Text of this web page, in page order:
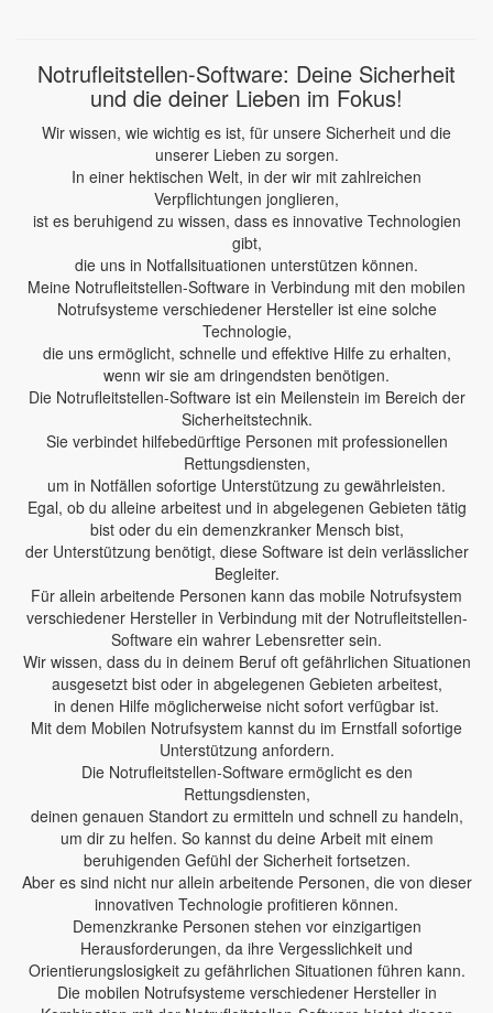
Notrufleitstellen-Software: Deine Sicherheit
und die deiner Lieben im Fokus!
Wir wissen, wie wichtig es ist, für unsere Sicherheit und die
unserer Lieben zu sorgen.
In einer hektischen Welt, in der wir mit zahlreichen
Verpflichtungen jonglieren,
ist es beruhigend zu wissen, dass es innovative Technologien
gibt,
die uns in Notfallsituationen unterstützen können.
Meine Notrufleitstellen-Software in Verbindung mit den mobilen
Notrufsysteme verschiedener Hersteller ist eine solche
Technologie,
die uns ermöglicht, schnelle und effektive Hilfe zu erhalten,
wenn wir sie am dringendsten benötigen.
Die Notrufleitstellen-Software ist ein Meilenstein im Bereich der
Sicherheitstechnik.
Sie verbindet hilfebedürftige Personen mit professionellen
Rettungsdiensten,
um in Notfällen sofortige Unterstützung zu gewährleisten.
Egal, ob du alleine arbeitest und in abgelegenen Gebieten tätig
bist oder du ein demenzkranker Mensch bist,
der Unterstützung benötigt, diese Software ist dein verlässlicher
Begleiter.
Für allein arbeitende Personen kann das mobile Notrufsystem
verschiedener Hersteller in Verbindung mit der Notrufleitstellen-
Software ein wahrer Lebensretter sein.
Wir wissen, dass du in deinem Beruf oft gefährlichen Situationen
ausgesetzt bist oder in abgelegenen Gebieten arbeitest,
in denen Hilfe möglicherweise nicht sofort verfügbar ist.
Mit dem Mobilen Notrufsystem kannst du im Ernstfall sofortige
Unterstützung anfordern.
Die Notrufleitstellen-Software ermöglicht es den
Rettungsdiensten,
deinen genauen Standort zu ermitteln und schnell zu handeln,
um dir zu helfen. So kannst du deine Arbeit mit einem
beruhigenden Gefühl der Sicherheit fortsetzen.
Aber es sind nicht nur allein arbeitende Personen, die von dieser
innovativen Technologie profitieren können.
Demenzkranke Personen stehen vor einzigartigen
Herausforderungen, da ihre Vergesslichkeit und
Orientierungslosigkeit zu gefährlichen Situationen führen kann.
Die mobilen Notrufsysteme verschiedener Hersteller in